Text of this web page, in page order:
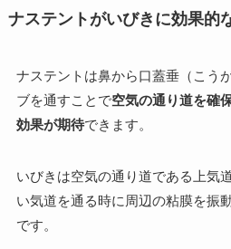
ナステントがいびきに効果的
ナステントは鼻から口蓋垂（こう
ブを通すことで空気の通り道を確
効果が期待できます。
いびきは空気の通り道である上気
い気道を通る時に周辺の粘膜を振
です。